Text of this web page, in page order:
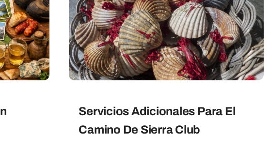
Servicios Adicionales Para El
Camino De Sierra Club